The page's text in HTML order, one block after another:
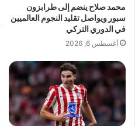
محمد صلاح ينضم إلى طرابزون
سبور ويواصل تقليد النجوم العالميين
في الدوري التركي
أغسطس 6, 2026